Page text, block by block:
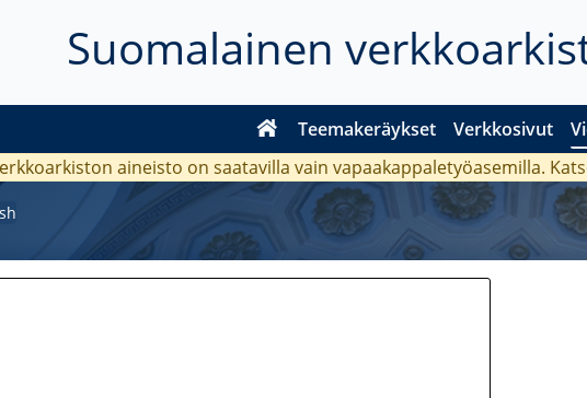
Suomalainen
Teemakeräykset Verkkosivut
aineisto on saatavilla vain vapaakappaletyöasemilla.